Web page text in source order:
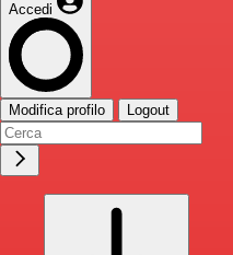
Accedi
Modifica profilo Logout